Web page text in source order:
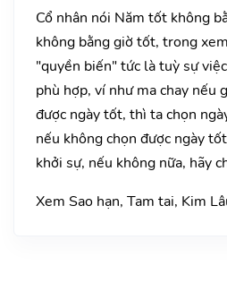
Cổ nhân nói Năm tốt không
không bằng giờ tốt, trong
"quyền biến" tức là tuỳ sự
phù hợp, ví như ma chay nếu
được ngày tốt, thì ta chọn
nếu không chọn được ngày
khởi sự, nếu không nữa, hãy
Xem Sao hạn, Tam tai, Kim